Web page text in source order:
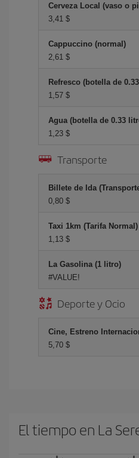
Cerveza Local (vaso o
3,41 $
Cappuccino (normal)
2,61 $
Refresco (botella de
1,57 $
Agua (botella de 0.33
1,23 $
Transporte
Billete de Ida
0,80 $
Taxi 1km (Tarifa Normal)
1,13 $
La Gasolina (1 litro)
#VALUE!
Deporte y Ocio
Cine, Estreno
5,70 $
El tiempo en La